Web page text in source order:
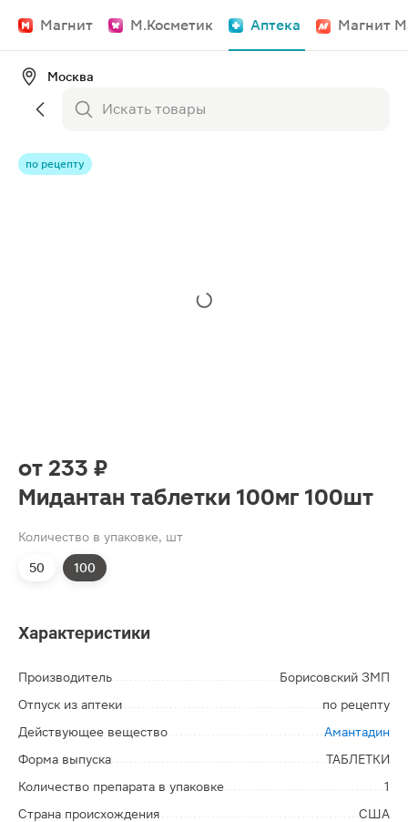
Магнит М.Косметик Аптека Магнит
Москва
по рецепту
от 233 ₽
Мидантан таблетки 100мг 100шт
Количество в упаковке, шт
50 100
Характеристики
Производитель
Борисовский ЗМП
Отпуск из аптеки
по рецепту
Действующее вещество
Амантадин
Форма выпуска
ТАБЛЕТКИ
Количество препарата в упаковке
1
Страна происхождения
США